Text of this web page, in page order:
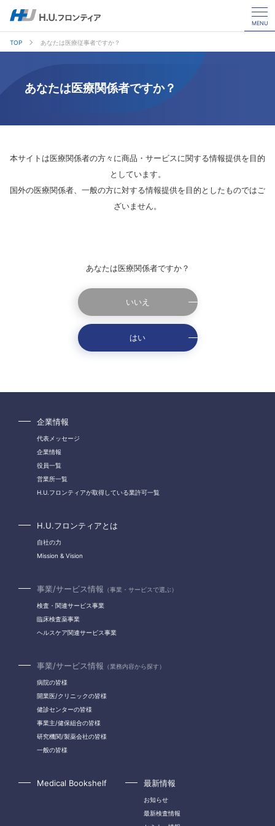
MENU
TOP あなたは医療従事者ですか？
あなたは医療関係者ですか？
本サイトは医療関係者の方々に商品・サービスに関する情報提供を目的
としています。
国外の医療関係者、一般の方に対する情報提供を目的としたものではご
ざいません。
あなたは医療関係者ですか？
いいえ
はい
企業情報
代表メッセージ
企業情報
役員一覧
営業所一覧
H.U.フロンティアが取得している業許可一覧
H.U.フロンティアとは
自社の力
Mission & Vision
事業/サービス情報 （事業・サービスで選ぶ）
検査・関連サービス事業
臨床検査薬事業
ヘルスケア関連サービス事業
事業/サービス情報 （業務内容から探す）
病院の皆様
開業医/クリニックの皆様
健診センターの皆様
事業主/健保組合の皆様
研究機関/製薬会社の皆様
一般の皆様
Medical Bookshelf 最新情報
お知らせ
最新検査情報